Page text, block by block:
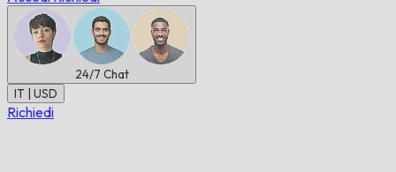
24/7 Chat
IT | USD
Richiedi